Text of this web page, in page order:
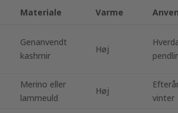
Materiale Varme
Genanvendt
kashmir
Høj
Merino eller
lammeuld
Høj
vinter